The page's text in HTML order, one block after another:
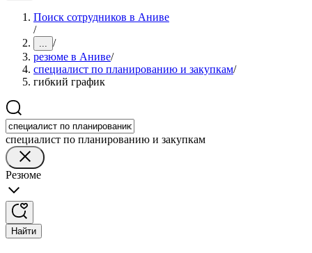
Поиск сотрудников в Аниве
/
... /
резюме в Аниве/
специалист по планированию и закупкам/
гибкий график
специалист по планированию и закупкам
Резюме
Найти